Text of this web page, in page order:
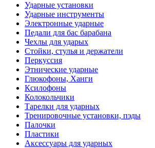
Ударные установки
Ударные инструменты
Электронные ударные
Педали для бас барабана
Чехлы для ударых
Стойки, стулья и держатели
Перкуссия
Этнические ударные
Глюкофоны, Ханги
Ксилофоны
Колокольчики
Тарелки для ударных
Тренировочные установки, пэды
Палочки
Пластики
Аксессуары для ударных